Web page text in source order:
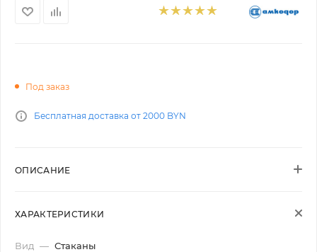
Под заказ
Бесплатная доставка от 2000 BYN
ОПИСАНИЕ
ХАРАКТЕРИСТИКИ
Вид — Стаканы